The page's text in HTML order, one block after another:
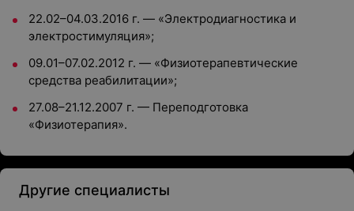
22.02–04.03.2016 г. — «Электродиагностика и
электростимуляция»;
09.01–07.02.2012 г. — «Физиотерапевтические
средства реабилитации»;
27.08–21.12.2007 г. — Переподготовка
«Физиотерапия».
Другие специалисты